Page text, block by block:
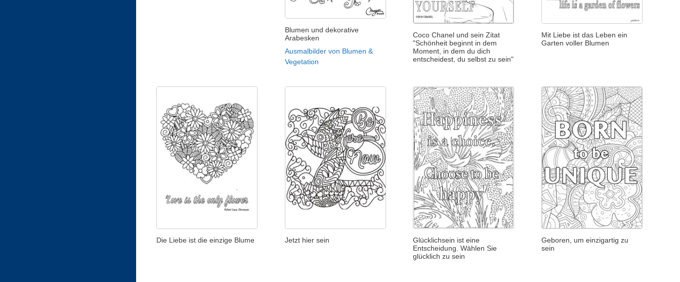
Blumen und dekorative
Arabesken
Ausmalbilder von Blumen &
Vegetation
Coco Chanel und sein Zitat
"Schönheit beginnt in dem
Moment, in dem du dich
entscheidest, du selbst zu sein"
Mit Liebe ist das Leben ein
Garten voller Blumen
Die Liebe ist die einzige Blume Jetzt hier sein
Glücklichsein ist eine
Entscheidung. Wählen Sie
glücklich zu sein
Geboren, um einzigartig zu
sein